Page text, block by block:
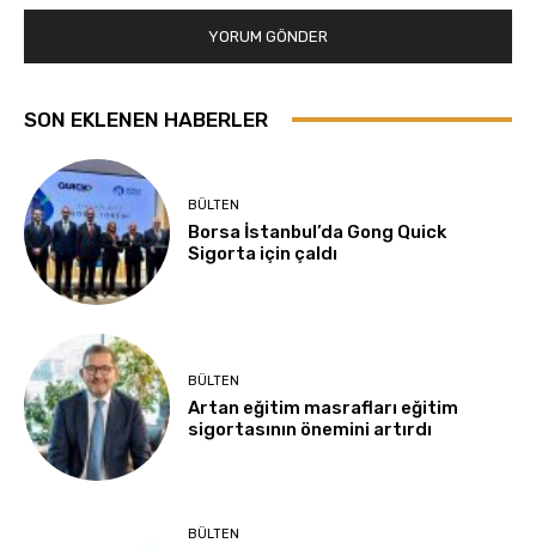
SON EKLENEN HABERLER
BÜLTEN
Borsa İstanbul’da Gong Quick
Sigorta için çaldı
BÜLTEN
Artan eğitim masrafları eğitim
sigortasının önemini artırdı
BÜLTEN